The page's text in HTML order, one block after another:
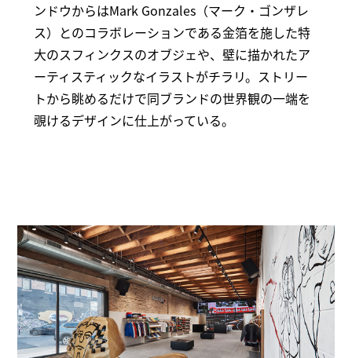
ンドウからはMark Gonzales（マーク・ゴンザレ
ス）とのコラボレーションである金箔を施した特
大のスフィンクスのオブジェや、壁に描かれたア
ーティスティックなイラストがチラリ。ストリー
トから眺めるだけで同ブランドの世界観の一端を
覗けるデザインに仕上がっている。